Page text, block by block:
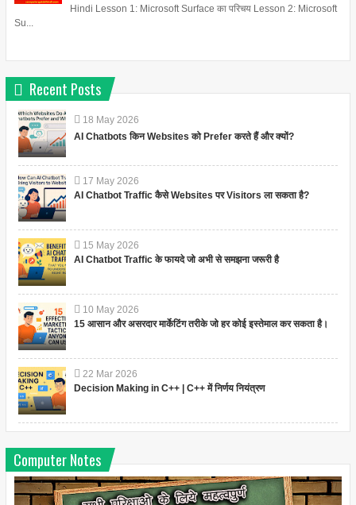
Hindi Lesson 1: Microsoft Surface का परिचय Lesson 2: Microsoft
Su...
Recent Posts
18 May 2026
AI Chatbots किन Websites को Prefer करते हैं और क्यों?
17 May 2026
AI Chatbot Traffic कैसे Websites पर Visitors ला सकता है?
15 May 2026
AI Chatbot Traffic के फायदे जो अभी से समझना जरूरी है
10 May 2026
15 आसान और असरदार मार्केटिंग तरीके जो हर कोई इस्तेमाल कर सकता है।
22 Mar 2026
Decision Making in C++ | C++ में निर्णय नियंत्रण
Computer Notes